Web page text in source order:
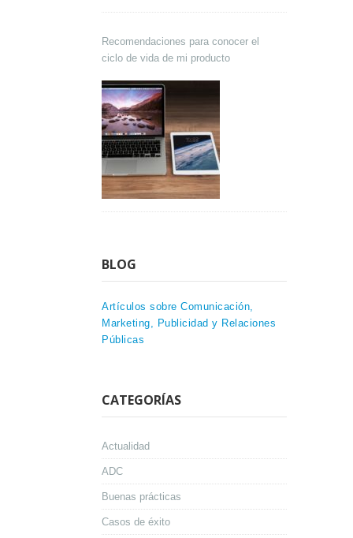
Recomendaciones para conocer el
ciclo de vida de mi producto
BLOG
Artículos sobre Comunicación,
Marketing, Publicidad y Relaciones
Públicas
CATEGORÍAS
Actualidad
ADC
Buenas prácticas
Casos de éxito